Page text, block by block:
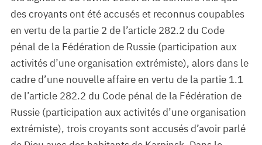
des croyants ont été accusés et reconnus coupables
en vertu de la partie 2 de l’article 282.2 du Code
pénal de la Fédération de Russie (participation aux
activités d’une organisation extrémiste), alors dans le
cadre d’une nouvelle affaire en vertu de la partie 1.1
de l’article 282.2 du Code pénal de la Fédération de
Russie (participation aux activités d’une organisation
extrémiste), trois croyants sont accusés d’avoir parlé